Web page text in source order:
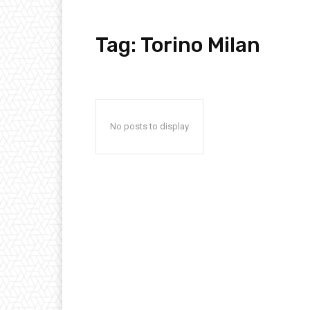
Tag: Torino Milan
No posts to display